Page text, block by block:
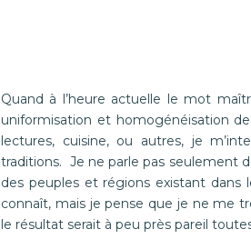
Quand à l’heure actuelle le mot
uniformisation et homogénéisation
lectures, cuisine, ou autres, je
traditions. Je ne parle pas seulement
des peuples et régions existant dans
connaît, mais je pense que je ne me
le résultat serait à peu près pareil